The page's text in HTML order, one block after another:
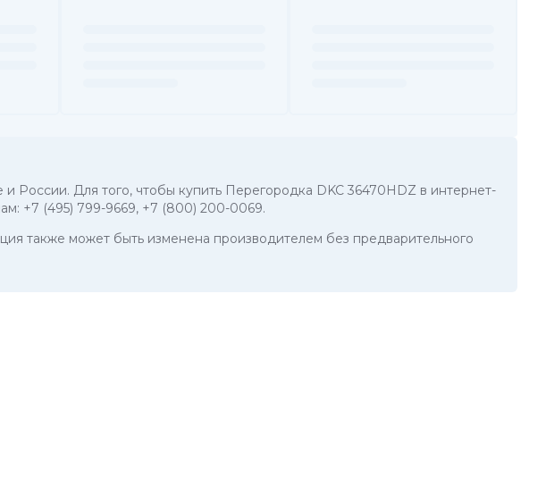
России. Для того, чтобы купить Перегородка DKC 36470HDZ в интернет-
+7 (495) 799-9669, +7 (800) 200-0069.
также может быть изменена производителем без предварительного